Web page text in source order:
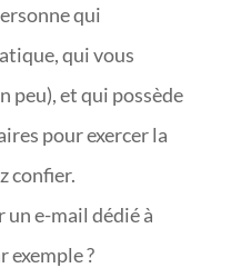
qui
qui vous
peu), et qui possède
pour exercer la
confier.
un e-mail dédié à
exemple ?